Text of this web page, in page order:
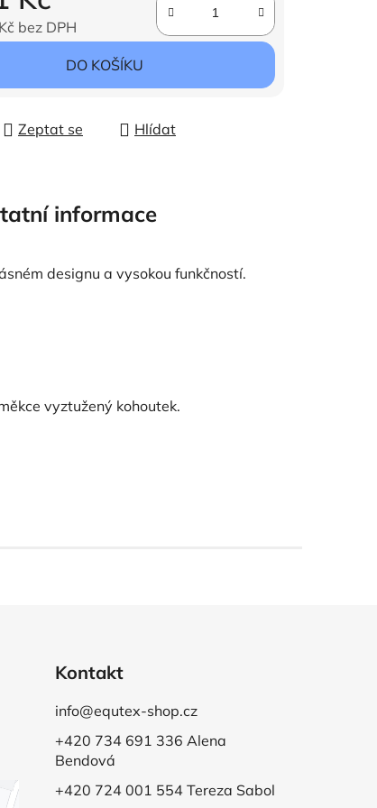
bez DPH
DO KOŠÍKU
Zeptat se
Hlídat
informace
designu a vysokou funkčností.
vyztužený kohoutek.
Kontakt
info@equtex-shop.cz
+420 734 691 336 Alena
Bendová
+420 724 001 554 Tereza Sabol